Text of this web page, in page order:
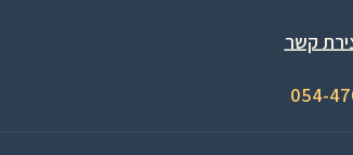
קשר
054-